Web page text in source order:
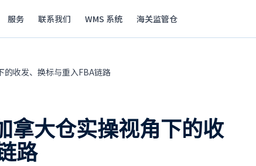
服务 联系我们 WMS 系统 海关监管仓
的收发、换标与重入FBA链路
拿大仓实操视角下的收
路